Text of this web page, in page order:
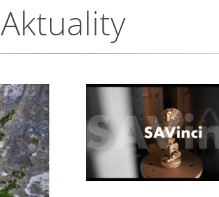
Aktuality